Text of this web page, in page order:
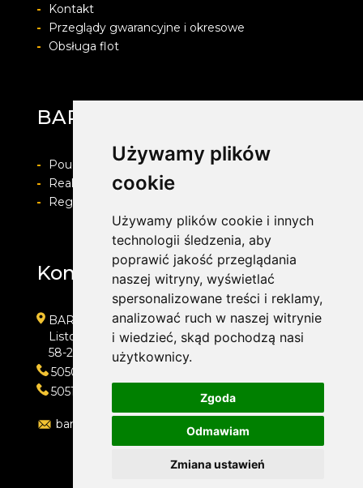
Używamy plików
cookie
Używamy plików cookie i innych
technologii śledzenia, aby
poprawić jakość przeglądania
naszej witryny, wyświetlać
spersonalizowane treści i reklamy,
analizować ruch w naszej witrynie
i wiedzieć, skąd pochodzą nasi
użytkownicy.
Zgoda
Odmawiam
Zmiana ustawień
-
Kontakt
-
Przeglądy gwarancyjne i okresowe
-
Obsługa flot
BARWACZ GROUP
-
Pouczenie o prawie do odstapienia od umowy
-
Realizacja zamówienia i formy płatności
-
Regulamin i Polityka prywatności
Kontakt
BARWACZ GROUP
Listopada 7
58-200 Dzierżoniów
505016318
505143159
barwacz.group@gmail.com